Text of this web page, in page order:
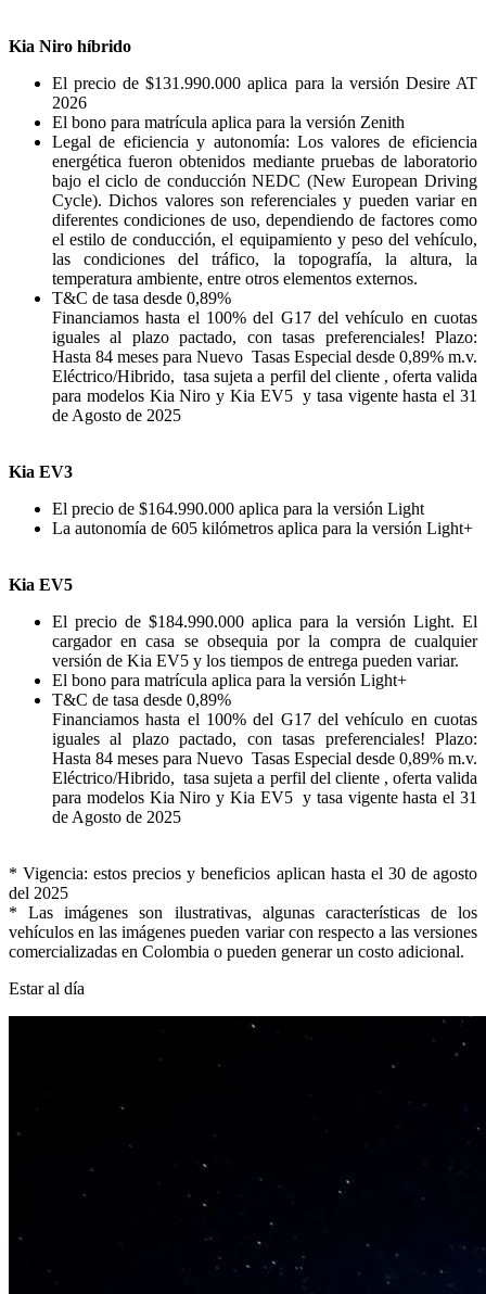
Kia Niro híbrido
El precio de $131.990.000 aplica para la versión Desire AT
2026
El bono para matrícula aplica para la versión Zenith
Legal de eficiencia y autonomía: Los valores de eficiencia
energética fueron obtenidos mediante pruebas de laboratorio
bajo el ciclo de conducción NEDC (New European Driving
Cycle). Dichos valores son referenciales y pueden variar en
diferentes condiciones de uso, dependiendo de factores como
el estilo de conducción, el equipamiento y peso del vehículo,
las condiciones del tráfico, la topografía, la altura, la
temperatura ambiente, entre otros elementos externos.
T&C de tasa desde 0,89%
Financiamos hasta el 100% del G17 del vehículo en cuotas
iguales al plazo pactado, con tasas preferenciales! Plazo:
Hasta 84 meses para Nuevo Tasas Especial desde 0,89% m.v.
Eléctrico/Hibrido, tasa sujeta a perfil del cliente , oferta valida
para modelos Kia Niro y Kia EV5 y tasa vigente hasta el 31
de Agosto de 2025
Kia EV3
El precio de $164.990.000 aplica para la versión Light
La autonomía de 605 kilómetros aplica para la versión Light+
Kia EV5
El precio de $184.990.000 aplica para la versión Light. El
cargador en casa se obsequia por la compra de cualquier
versión de Kia EV5 y los tiempos de entrega pueden variar.
El bono para matrícula aplica para la versión Light+
T&C de tasa desde 0,89%
Financiamos hasta el 100% del G17 del vehículo en cuotas
iguales al plazo pactado, con tasas preferenciales! Plazo:
Hasta 84 meses para Nuevo Tasas Especial desde 0,89% m.v.
Eléctrico/Hibrido, tasa sujeta a perfil del cliente , oferta valida
para modelos Kia Niro y Kia EV5 y tasa vigente hasta el 31
de Agosto de 2025
* Vigencia: estos precios y beneficios aplican hasta el 30 de agosto
del 2025
* Las imágenes son ilustrativas, algunas características de los
vehículos en las imágenes pueden variar con respecto a las versiones
comercializadas en Colombia o pueden generar un costo adicional.
Estar al día